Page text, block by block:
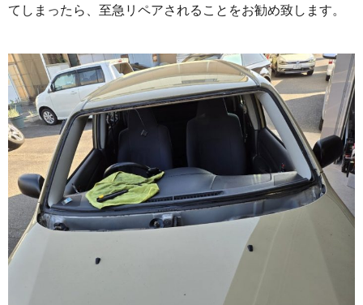
てしまったら、至急リペアされることをお勧め致します。